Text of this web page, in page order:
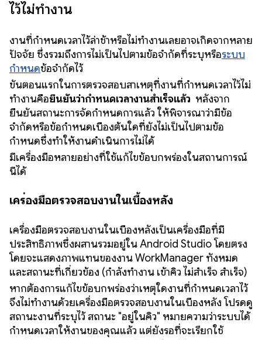
ไว้ไม่ทำงาน
งานที่กำหนดเวลาไว้ล่าช้าหรือไม่ทำงานเลยอาจเกิดจากหลาย
ปัจจัย ซึ่งรวมถึงการไม่เป็นไปตามข้อจำกัดที่ระบุหรือระบบ
กำหนดข้อจำกัดไว้
ขั้นตอนแรกในการตรวจสอบสาเหตุที่งานที่กำหนดเวลาไว้ไม่
ทำงานคือยืนยันว่ากำหนดเวลางานสำเร็จแล้ว หลังจาก
ยืนยันสถานะการจัดกำหนดการแล้ว ให้พิจารณาว่ามีข้อ
จำกัดหรือข้อกำหนดเบื้องต้นใดที่ยังไม่เป็นไปตามข้อ
กำหนดซึ่งทำให้งานดำเนินการไม่ได้
มีเครื่องมือหลายอย่างที่ใช้แก้ไขข้อบกพร่องในสถานการณ์
นี้ได้
เครื่องมือตรวจสอบงานในเบื้องหลัง
เครื่องมือตรวจสอบงานในเบื้องหลังเป็นเครื่องมือที่มี
ประสิทธิภาพซึ่งผสานรวมอยู่ใน Android Studio โดยตรง
โดยจะแสดงภาพแทนของงาน WorkManager ทั้งหมด
และสถานะที่เกี่ยวข้อง (กำลังทำงาน เข้าคิว ไม่สำเร็จ สำเร็จ)
หากต้องการแก้ไขข้อบกพร่องว่าเหตุใดงานที่กำหนดเวลาไว้
จึงไม่ทำงานด้วยเครื่องมือตรวจสอบงานในเบื้องหลัง โปรดดู
สถานะงานที่ระบุไว้ สถานะ "อยู่ในคิว" หมายความว่าระบบได้
กำหนดเวลาให้งานของคุณแล้ว แต่ยังรอที่จะเรียกใช้